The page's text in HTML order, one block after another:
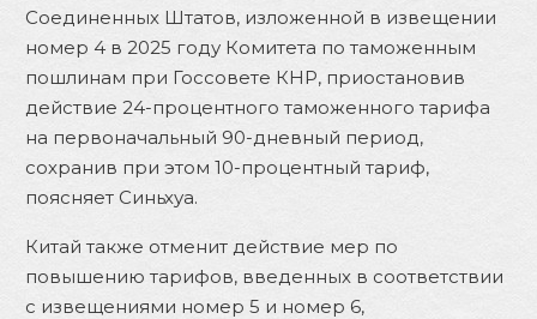
Соединенных Штатов, изложенной в извещении
номер 4 в 2025 году Комитета по таможенным
пошлинам при Госсовете КНР, приостановив
действие 24-процентного таможенного тарифа
на первоначальный 90-дневный период,
сохранив при этом 10-процентный тариф,
поясняет Синьхуа.
Китай также отменит действие мер по
повышению тарифов, введенных в соответствии
с извещениями номер 5 и номер 6,